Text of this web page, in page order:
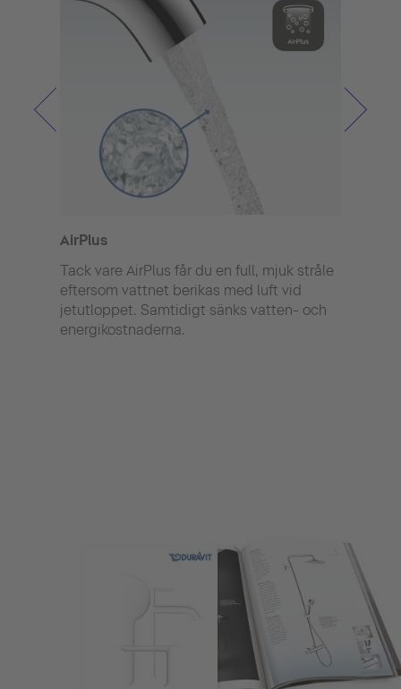
AirPlus
Tack vare AirPlus får du en full, mjuk stråle
eftersom vattnet berikas med luft vid
jetutloppet. Samtidigt sänks vatten- och
energikostnaderna.